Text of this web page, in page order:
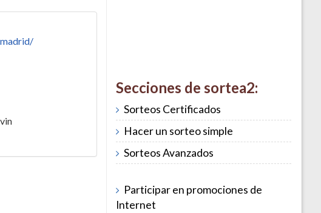
Secciones de sortea2:
Sorteos Certificados
Hacer un sorteo simple
Sorteos Avanzados
Participar en promociones de
Internet